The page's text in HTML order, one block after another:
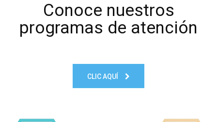
Conoce nuestros
programas de atención
CLIC AQUÍ